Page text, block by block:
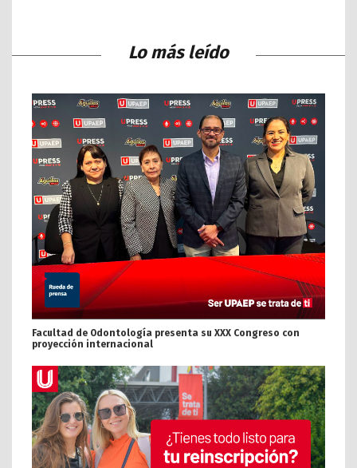
Lo más leído
Facultad de Odontología presenta su XXX Congreso con
proyección internacional